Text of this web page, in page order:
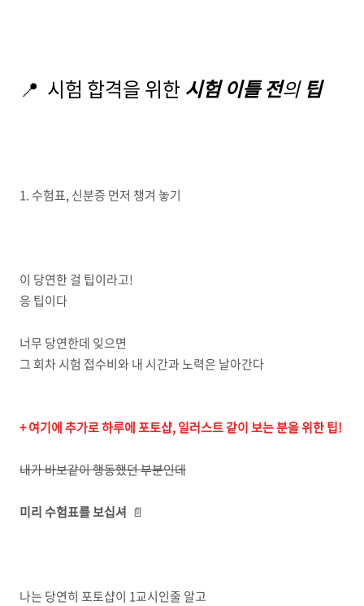
📍 시험 합격을 위한시험 이틀 전의 팁
1. 수험표, 신분증 먼저 챙겨 놓기
이 당연한 걸 팁이라고!
응 팁이다
너무 당연한데 잊으면
그 회차 시험 접수비와 내 시간과 노력은 날아간다
+ 여기에 추가로 하루에 포토샵, 일러스트 같이 보는 분을 위한 팁!
내가 바보같이 행동했던 부분인데
미리 수험표를 보십셔 📄
나는 당연히 포토샵이 1교시인줄 알고